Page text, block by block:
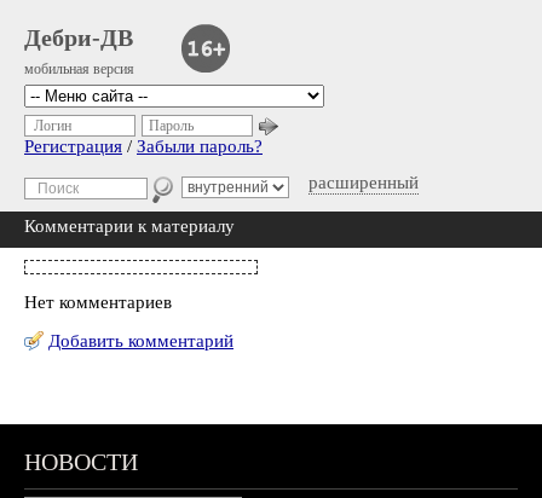
Дебри-ДВ
мобильная версия
расширенный
Логин Пароль
Регистрация / Забыли пароль?
Комментарии к материалу
Нет комментариев
Добавить комментарий
НОВОСТИ